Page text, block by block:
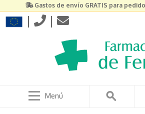
Gastos de envío GRATIS para
| |
Menú